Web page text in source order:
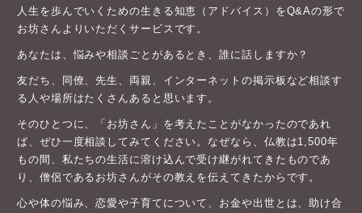
人生を歩んでいくための生きる知恵（アドバイス）をQ&Aの形で
お坊さんよりいただくサービスです。
あなたは、悩みや相談ごとがあるとき、誰に話しますか？
友だち、同僚、先生、両親、インターネットの掲示板など相談す
る人や場所はたくさんあると思います。
そのひとつに、「お坊さん」を考えたことがなかったのであれ
ば、ぜひ一度相談してみてください。なぜなら、仏教は1,500年
もの間、私たちの生活に溶け込んで受け継がれてきたものであ
り、僧侶であるお坊さんがその教えを伝えてきたからです。
心や体の悩み、恋愛や子育てについて、お金や出世とは、助け合